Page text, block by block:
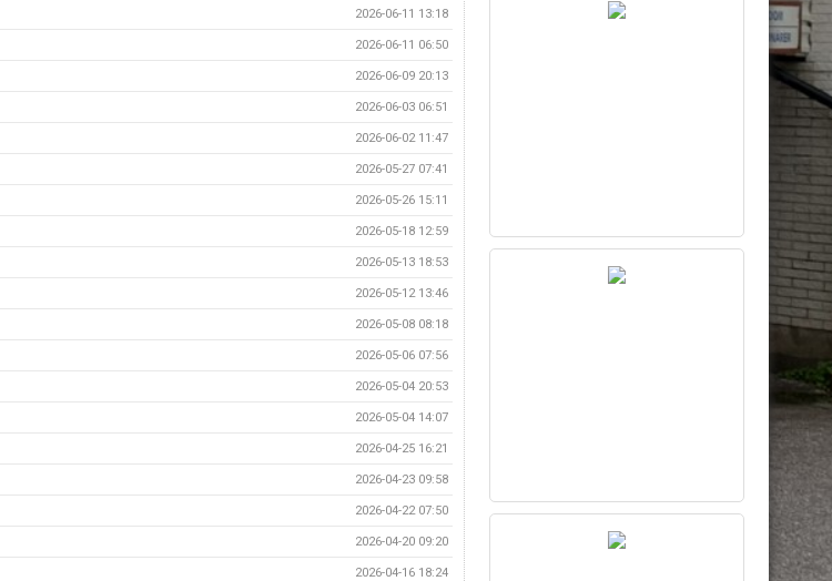
2026-06-11 13:18
2026-06-11 06:50
2026-06-09 20:13
2026-06-03 06:51
2026-06-02 11:47
2026-05-27 07:41
2026-05-26 15:11
2026-05-18 12:59
2026-05-13 18:53
2026-05-12 13:46
2026-05-08 08:18
2026-05-06 07:56
2026-05-04 20:53
2026-05-04 14:07
2026-04-25 16:21
2026-04-23 09:58
2026-04-22 07:50
2026-04-20 09:20
2026-04-16 18:24